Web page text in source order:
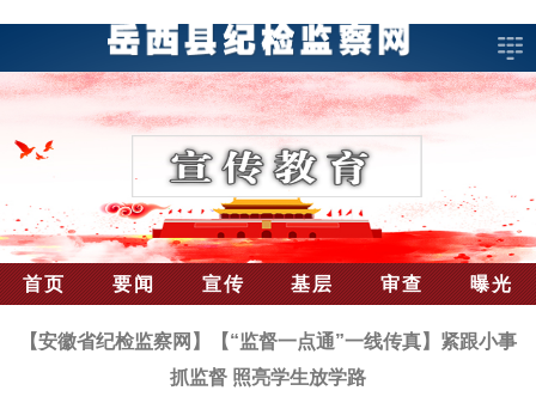
首页 要闻 宣传 基层 审查 曝光
【安徽省纪检监察网】【“监督一点通”一线传真】紧跟小事
抓监督 照亮学生放学路